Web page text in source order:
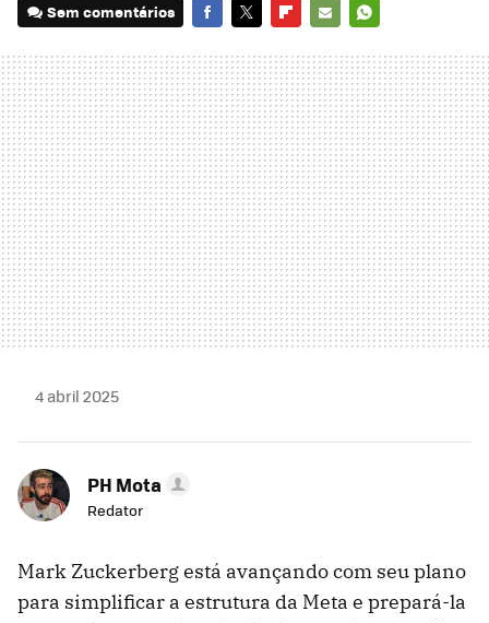
Sem comentários
MAIL
4 abril 2025
PH Mota
Redator
Mark Zuckerberg está avançando com seu plano
para simplificar a estrutura da Meta e prepará-la